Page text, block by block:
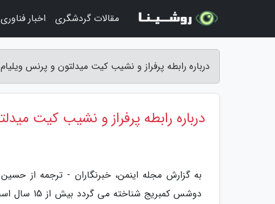
درباره رابطه پرفراز و نشیب کیت میدلتون و پرنس
درباره رابطه پرفراز و نشیب کیت
به گزارش مجله اینمن، خبرنگاران - ترجمه از
دوشس
مقالات گردشگری اخبار فناوری